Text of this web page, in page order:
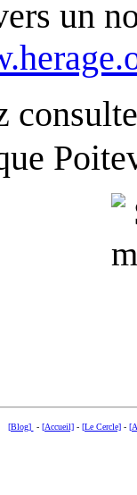
un
[Blog] - [Accueil]- [Le Cercle]-